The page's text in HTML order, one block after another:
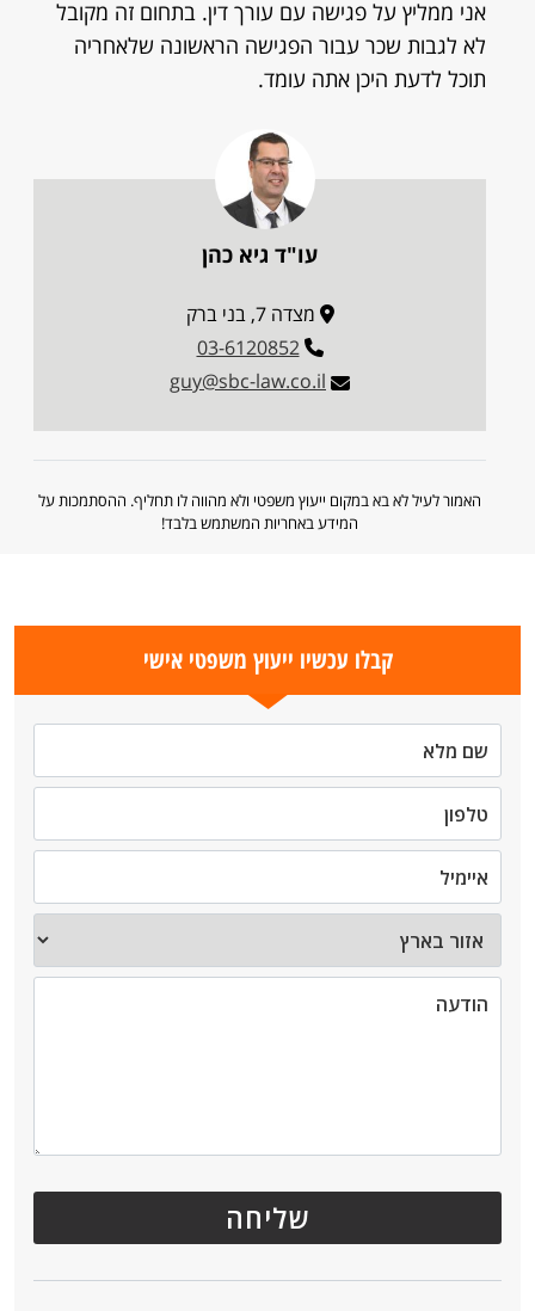
אני ממליץ על פגישה עם עורך דין. בתחום זה מקובל
לא לגבות שכר עבור הפגישה הראשונה שלאחריה
תוכל לדעת היכן אתה עומד.
עו"ד גיא כהן
מצדה 7, בני ברק
03-6120852
guy@sbc-law.co.il
האמור לעיל לא בא במקום ייעוץ משפטי ולא מהווה לו תחליף. ההסתמכות על
המידע באחריות המשתמש בלבד!
קבלו עכשיו ייעוץ משפטי אישי